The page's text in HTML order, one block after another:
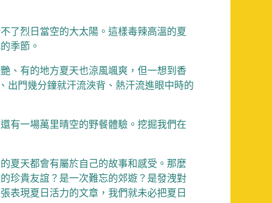
了烈日當空的大太陽。這樣毒辣高溫的夏
季節。
、有的地方夏天也涼風颯爽，但一想到香
門幾分鐘就汗流浹背、熱汗流進眼中時的
有一場萬里晴空的野餐體驗。挖掘我們在
夏天都會有屬於自己的故事和感受。那麼
珍貴友誼？是一次難忘的郊遊？是發洩對
表現夏日活力的文章，我們就未必把夏日